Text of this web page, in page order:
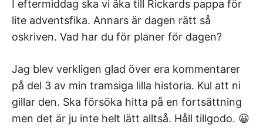
I eftermiddag ska vi åka till Rickards pappa för
lite adventsfika. Annars är dagen rätt så
oskriven. Vad har du för planer för dagen?
Jag blev verkligen glad över era kommentarer
på del 3 av min tramsiga lilla historia. Kul att ni
gillar den. Ska försöka hitta på en fortsättning
men det är ju inte helt lätt alltså. Håll tillgodo. 😀